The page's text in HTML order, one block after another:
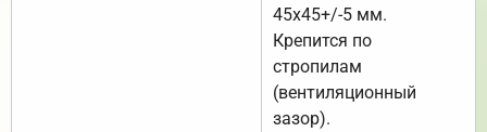
45х45+/-5 мм.
Крепится по
стропилам
(вентиляционный
зазор).